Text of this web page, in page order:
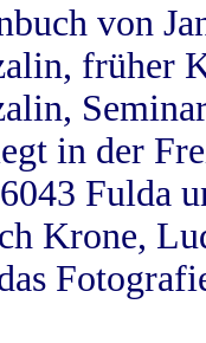
von
früher
in der
Fulda
Krone,